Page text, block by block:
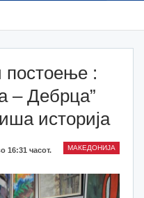
постоење :
– Дебрца”
историја
МАКЕДОНИЈА
16:31 часот.